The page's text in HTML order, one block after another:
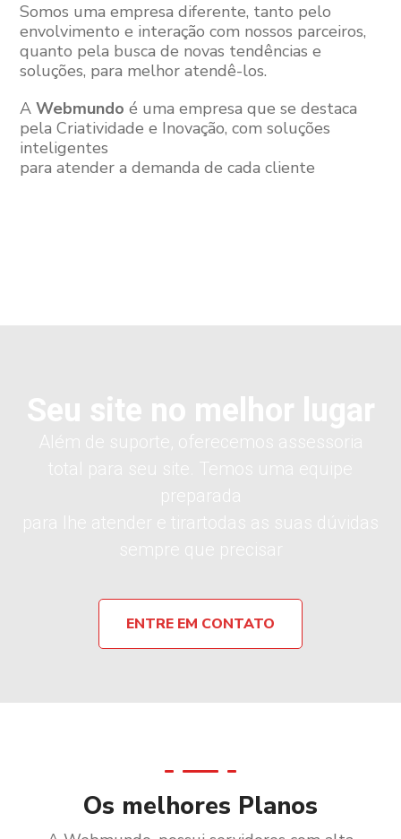
Somos uma empresa diferente, tanto pelo
envolvimento e interação com nossos parceiros,
quanto pela busca de novas tendências e
soluções, para melhor atendê-los.
AWebmundo é uma empresa que se destaca
pelaCriatividade e Inovação, com soluções
inteligentes
para atender a demanda de cada cliente
ENTRE EM CONTATO
Os melhores Planos